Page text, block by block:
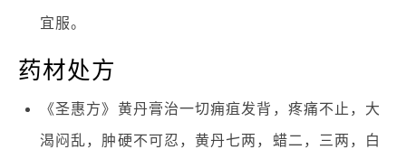
宜服。
药材处方
《圣惠方》黄丹膏治一切痈疽发背，疼痛不止，大
渴闷乱，肿硬不可忍，黄丹七两，蜡二，三两，白